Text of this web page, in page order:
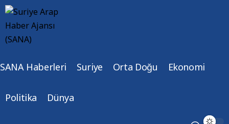
SANA Haberleri Suriye Orta Doğu Ekonomi
Politika Dünya